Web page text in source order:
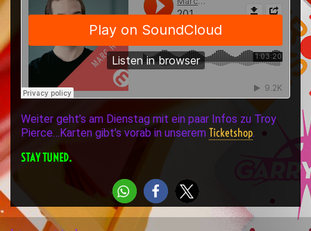
Weiter geht’s am Dienstag mit ein paar Infos zu Troy
Pierce…Karten gibt’s vorab in unserem Ticketshop.
STAY TUNED.